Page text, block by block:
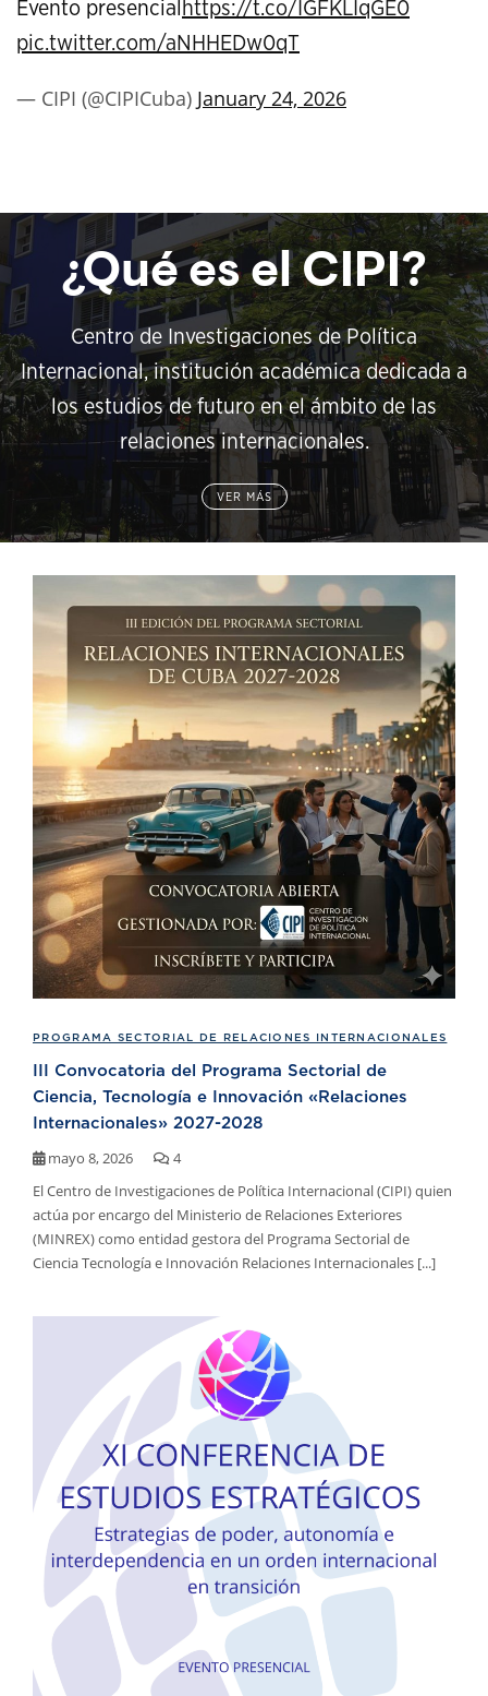
Evento presencial https://t.co/IGFKLIqGE0
pic.twitter.com/aNHHEDw0qT
— CIPI (@CIPICuba) January 24, 2026
¿Qué es el CIPI?
Centro de Investigaciones de Política
Internacional, institución académica dedicada a
los estudios de futuro en el ámbito de las
relaciones internacionales.
VER MÁS
PROGRAMA SECTORIAL DE RELACIONES INTERNACIONALES
III Convocatoria del Programa Sectorial de
Ciencia, Tecnología e Innovación «Relaciones
Internacionales» 2027-2028
mayo 8, 2026
4
El Centro de Investigaciones de Política Internacional (CIPI) quien
actúa por encargo del Ministerio de Relaciones Exteriores
(MINREX) como entidad gestora del Programa Sectorial de
Ciencia Tecnología e Innovación Relaciones Internacionales [...]